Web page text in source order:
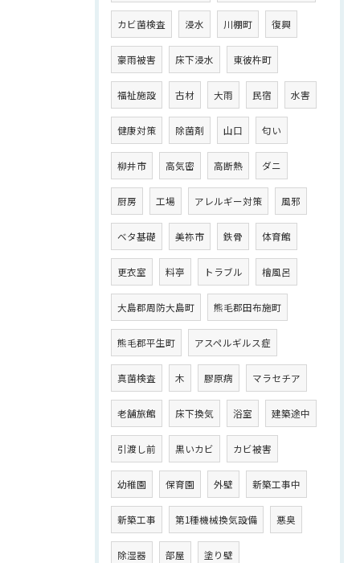
カビ菌検査 浸水 川棚町 復興
豪雨被害 床下浸水 東彼杵町
福祉施設 古材 大雨 民宿 水害
健康対策 除菌剤 山口 匂い
柳井市 高気密 高断熱 ダニ
厨房 工場 アレルギー対策 風邪
ベタ基礎 美祢市 鉄骨 体育館
更衣室 料亭 トラブル 檜風呂
大島郡周防大島町 熊毛郡田布施町
熊毛郡平生町 アスペルギルス症
真菌検査 木 膠原病 マラセチア
老舗旅館 床下換気 浴室 建築途中
引渡し前 黒いカビ カビ被害
幼稚園 保育園 外壁 新築工事中
新築工事 第1種機械換気設備 悪臭
除湿器 部屋 塗り壁